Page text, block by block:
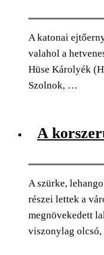
A katonai
valahol a
Hüse Károlyék
Szolnok, …
A
A szürke,
részei lettek a
megnövekedett
viszonylag olcsó,